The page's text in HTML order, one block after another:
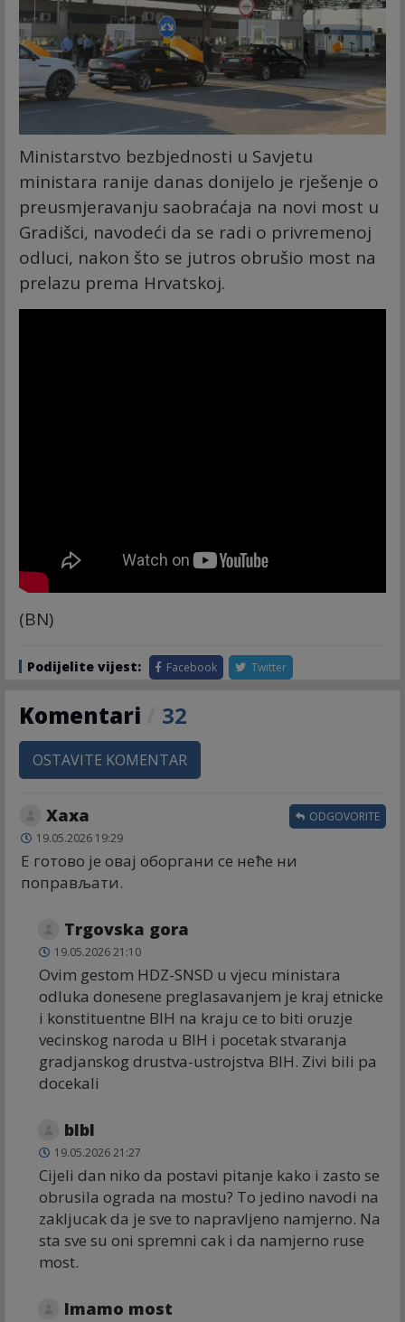
Ministarstvo bezbjednosti u Savjetu
ministara ranije danas donijelo je rješenje o
preusmjeravanju saobraćaja na novi most u
Gradišci, navodeći da se radi o privremenoj
odluci, nakon što se jutros obrušio most na
prelazu prema Hrvatskoj.
(BN)
Podijelite vijest: Facebook Twitter
Komentari 32
OSTAVITE KOMENTAR
Хаха
19.05.2026 19:29
Е готово је овај оборгани се неће ни
поправљати.
ODGOVORITE
Trgovska gora
19.05.2026 21:10
Ovim gestom HDZ-SNSD u vjecu ministara
odluka donesene preglasavanjem je kraj etnicke
i konstituentne BIH na kraju ce to biti oruzje
vecinskog naroda u BIH i pocetak stvaranja
gradjanskog drustva-ustrojstva BIH. Zivi bili pa
docekali
blbl
19.05.2026 21:27
Cijeli dan niko da postavi pitanje kako i zasto se
obrusila ograda na mostu? To jedino navodi na
zakljucak da je sve to napravljeno namjerno. Na
sta sve su oni spremni cak i da namjerno ruse
most.
Imamo most